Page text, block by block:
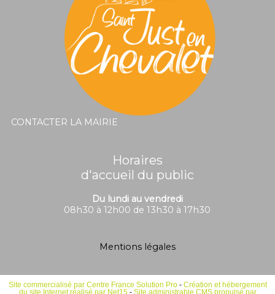
CONTACTER LA MAIRIE
Horaires
d'accueil du public
Du lundi au vendredi
08h30 à 12h00 de 13h30 à 17h30
Mentions légales
Site commercialisé par Centre France Solution Pro- Création et hébergement
du site Internet réalisé par Net15- Site administrable CMS propulsé par